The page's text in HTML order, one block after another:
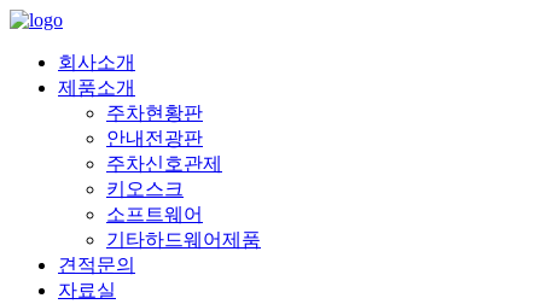
Skip
content회사소개
제품소개
주차현황판
안내전광판
주차신호관제
키오스크
소프트웨어
기타하드웨어제품
견적문의
자료실